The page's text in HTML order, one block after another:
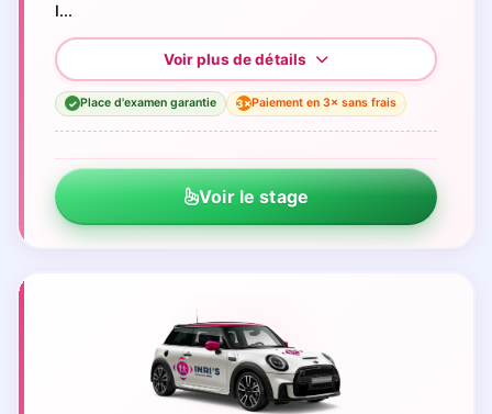
I...
✓ Place d'examen garantie 3×Paiement en 3× sans frais
Voir le stage